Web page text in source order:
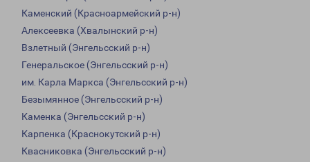
Каменский (Красноармейский р-н)
Алексеевка (Хвалынский р-н)
Взлетный (Энгельсский р-н)
Генеральское (Энгельсский р-н)
им. Карла Маркса (Энгельсский р-н)
Безымянное (Энгельсский р-н)
Каменка (Энгельсский р-н)
Карпенка (Краснокутский р-н)
Квасниковка (Энгельсский р-н)